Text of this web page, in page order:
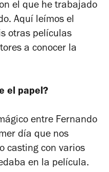
el que he trabajado
Aquí leímos el
otras películas
a conocer la
el papel?
entre Fernando
día que nos
casting con varios
en la película.